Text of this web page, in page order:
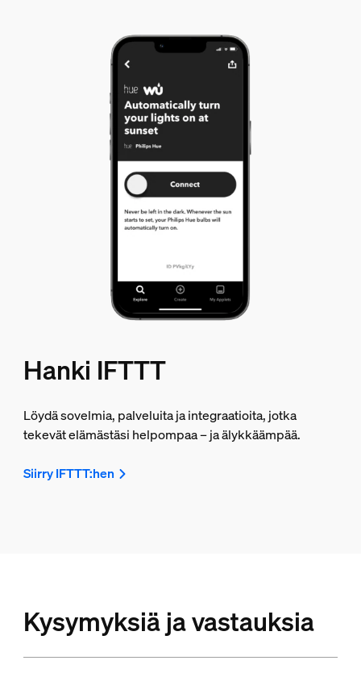
Hanki IFTTT
Löydä sovelmia, palveluita ja integraatioita, jotka
tekevät elämästäsi helpompaa – ja älykkäämpää.
Siirry IFTTT:hen
Kysymyksiä ja vastauksia